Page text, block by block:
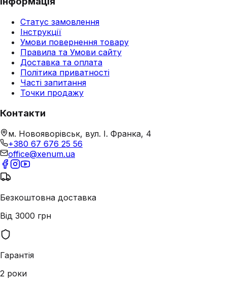
Статус замовлення
Інструкції
Умови повернення товару
Правила та Умови сайту
Доставка та оплата
Політика приватності
Часті запитання
Точки продажу
Контакти
м. Новояворівськ, вул. І. Франка, 4
+380 67 676 25 56
office@xenum.ua
Безкоштовна доставка
Від 3000 грн
Гарантія
2 роки